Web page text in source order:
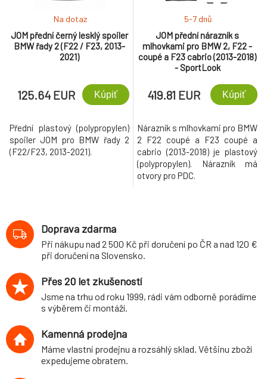
JOM přední černý lesklý spoiler
BMW řady 2 (F22 / F23, 2013-
2021)
Na dotaz
125.64 EUR Kúpiť
Přední plastový (polypropylen)
spoiler JOM pro BMW řady 2
(F22/F23, 2013-2021).
JOM přední nárazník s
mlhovkami pro BMW 2, F22 -
coupé a F23 cabrio (2013-2018)
- SportLook
5-7 dnů
419.81 EUR Kúpiť
Nárazník s mlhovkami pro BMW
2 F22 coupé a F23 coupé a
cabrio (2013-2018) je plastový
(polypropylen). Nárazník má
otvory pro PDC.
Doprava zdarma
Při nákupu nad 2 500 Kč při doručení po ČR a nad 120 €
při doručení na Slovensko.
Přes 20 let zkušeností
Jsme na trhu od roku 1999, rádi vám odborně porádíme
s výběrem či montáží.
Kamenná prodejna
Máme vlastní prodejnu a rozsáhlý sklad. Většinu zboží
expedujeme obratem.